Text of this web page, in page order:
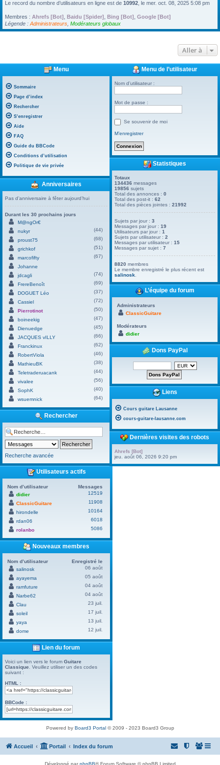
Le record du nombre d’utilisateurs en ligne est de 10992 , le mer. oct. 08, 2025 5:08 pm
Membres : Ahrefs [Bot] Baidu [Spider] Bing [Bot] Google [Bot]
Légende : Administrateurs Modérateurs globaux
Aller à
Menu
Sommaire
Page d’index
Rechercher
S’enregistrer
Aide
FAQ
Guide du BBCode
Conditions d’utilisation
Politique de vie privée
Anniversaires
Pas d’anniversaire à fêter aujourd’hui
Durant les 30 prochains jours
M@ngOr€
nukyr
(44)
proust75
(68)
grichkof
(51)
marcofifty
(67)
Johanne
jdcagli
(74)
FrereBenoît
(69)
DOGUET Léo
(37)
Cassiel
(72)
Pierrotinot
(50)
boineekig
(47)
Dienuedge
(45)
JACQUES vILLY
(66)
Franckinux
(62)
RobertViola
(46)
MathieuBK
(38)
Teletraderuacank
(44)
vivalee
(56)
SophK
(40)
wsuemnick
(64)
Rechercher
Recherche avancée
Utilisateurs actifs
Nom d’utilisateur
Messages
didier
12519
ClassicGuitare
11908
hirondelle
10164
rdan06
6018
rolanbo
5086
Nouveaux membres
Nom d’utilisateur
Enregistré le
salinosk
06 août
ayayema
05 août
ramfuture
04 août
Narbe62
04 août
Clau
23 juil.
soleil
17 juil.
yaya
13 juil.
dome
12 juil.
Lien du forum
Voici un lien vers le forum Guitare
Classique . Veuillez utiliser un des codes
suivant :
HTML :
BBCode :
Menu de l’utilisateur
Nom d’utilisateur :
Mot de passe :
Se souvenir de moi
M’enregistrer
Statistiques
Totaux
134436 messages
19856 sujets
Total des annonces :0
Total des post-it :62
Total des pièces jointes :21992
Sujets par jour :3
Messages par jour :19
Utilisateurs par jour :1
Sujets par utilisateur :2
Messages par utilisateur :15
Messages par sujet :7
8820 membres
Le membre enregistré le plus récent est
salinosk
L’équipe du forum
Administrateurs
ClassicGuitare
Modérateurs
didier
Dons PayPal
Liens
Cours guitare Lausanne
cours-guitare-lausanne.com
Dernières visites des robots
Ahrefs [Bot]
jeu. août 06, 2026 9:20 pm
Powered by Board3 Portal© 2009 - 2023 Board3 Group
Accueil Portail Index du forum
Développé parphpBB® Forum Software © phpBB Limited